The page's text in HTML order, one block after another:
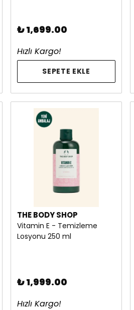
₺ 1,699.00
Hızlı Kargo!
SEPETE EKLE
THE BODY SHOP
Vitamin E - Temizleme
Losyonu 250 ml
₺ 1,999.00
Hızlı Kargo!